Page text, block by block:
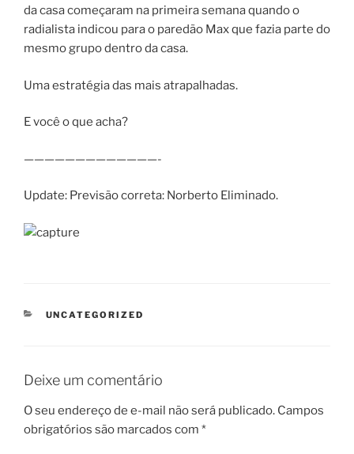
da casa começaram na primeira semana quando o
radialista indicou para o paredão Max que fazia parte do
mesmo grupo dentro da casa.
Uma estratégia das mais atrapalhadas.
E você o que acha?
—————————————-
Update: Previsão correta: Norberto Eliminado.
CATEGORIAS
UNCATEGORIZED
Deixe um comentário
O seu endereço de e-mail não será publicado. Campos
obrigatórios são marcados com *